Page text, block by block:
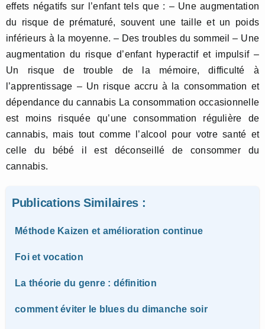
effets négatifs sur l’enfant tels que : – Une augmentation
du risque de prématuré, souvent une taille et un poids
inférieurs à la moyenne. – Des troubles du sommeil – Une
augmentation du risque d’enfant hyperactif et impulsif –
Un risque de trouble de la mémoire, difficulté à
l’apprentissage – Un risque accru à la consommation et
dépendance du cannabis La consommation occasionnelle
est moins risquée qu’une consommation régulière de
cannabis, mais tout comme l’alcool pour votre santé et
celle du bébé il est déconseillé de consommer du
cannabis.
Publications Similaires :
Méthode Kaizen et amélioration continue
Foi et vocation
La théorie du genre : définition
comment éviter le blues du dimanche soir